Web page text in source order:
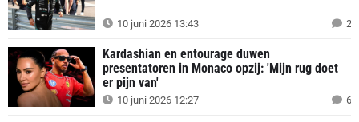
10 juni 2026 13:43 2
Kardashian en entourage duwen
presentatoren in Monaco opzij: 'Mijn rug doet
er pijn van'
10 juni 2026 12:27 6